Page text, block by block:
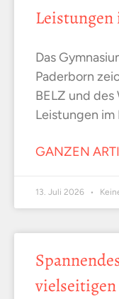
Leistungen
Das
Paderborn
BELZ und des
Leistungen im
GANZEN
13. Juli 2026